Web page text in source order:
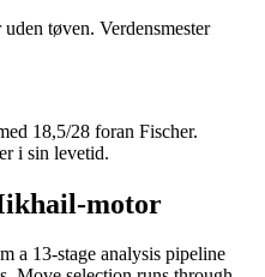
tøven. Verdensmester
18,5/28 foran Fischer.
i sin levetid.
motor
a 13-stage analysis pipeline